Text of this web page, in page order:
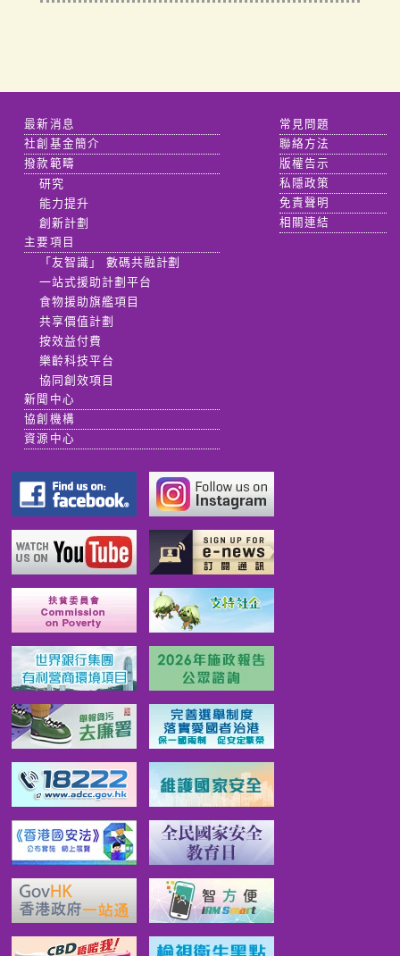
最新消息
社創基金簡介
撥款範疇
研究
能力提升
創新計劃
主要項目
「友智識」 數碼共融計劃
一站式援助計劃平台
食物援助旗艦項目
共享價值計劃
按效益付費
樂齡科技平台
協同創效項目
新聞中心
協創機構
資源中心
常見問題
聯絡方法
版權告示
私隱政策
免責聲明
相關連結